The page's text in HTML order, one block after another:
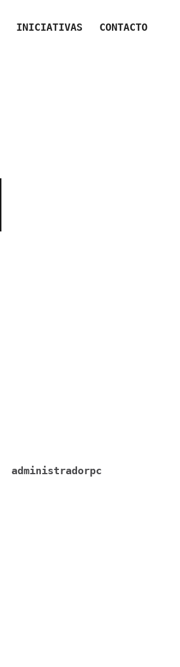
INICIATIVAS CONTACTO
administradorpc